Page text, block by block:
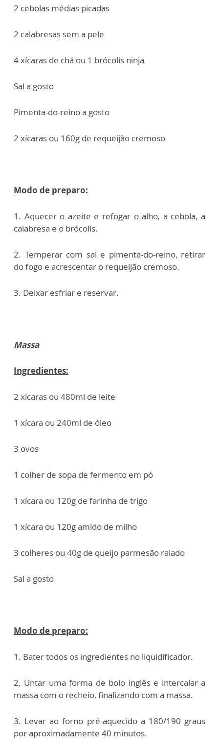
2 cebolas médias picadas
2 calabresas sem a pele
4 xícaras de chá ou 1 brócolis ninja
Sal a gosto
Pimenta-do-reino a gosto
2 xícaras ou 160g de requeijão cremoso
Modo de preparo:
1. Aquecer o azeite e refogar o alho, a cebola, a
calabresa e o brócolis.
2. Temperar com sal e pimenta-do-reino, retirar
do fogo e acrescentar o requeijão cremoso.
3. Deixar esfriar e reservar.
Massa
Ingredientes:
2 xícaras ou 480ml de leite
1 xícara ou 240ml de óleo
3 ovos
1 colher de sopa de fermento em pó
1 xícara ou 120g de farinha de trigo
1 xícara ou 120g amido de milho
3 colheres ou 40g de queijo parmesão ralado
Sal a gosto
Modo de preparo:
1. Bater todos os ingredientes no liquidificador.
2. Untar uma forma de bolo inglês e intercalar a
massa com o recheio, finalizando com a massa.
3. Levar ao forno pré-aquecido a 180/190 graus
por aproximadamente 40 minutos.